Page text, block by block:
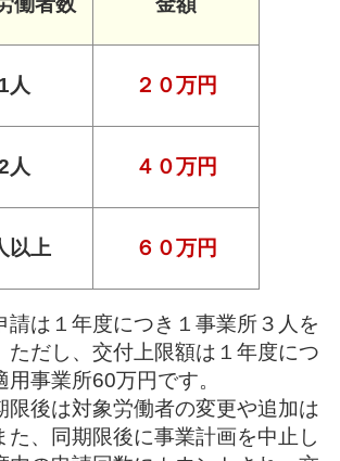
1人 ２０万円
人 ４０万円
以上 ６０万円
は１年度につき１事業所３人を
ただし、交付上限額は１年度につ
用事業所60万円です。
後は対象労働者の変更や追加は
た、同期限後に事業計画を中止し